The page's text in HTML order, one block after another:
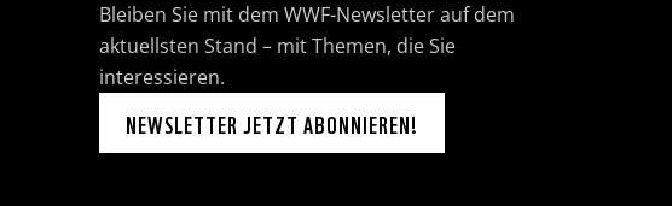
Bleiben Sie mit dem WWF-Newsletter auf dem
aktuellsten Stand – mit Themen, die Sie
interessieren.
NEWSLETTER JETZT ABONNIEREN!